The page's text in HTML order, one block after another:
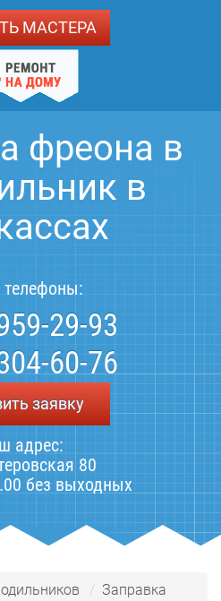
МАСТЕРА
фреона в
в
29-93
60-76
заявку
адрес:
80
без выходных
Заправка